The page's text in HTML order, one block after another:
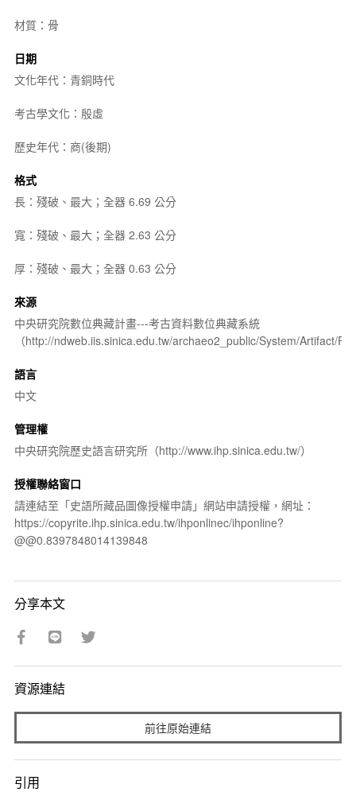
材質：骨
日期
文化年代：青銅時代
考古學文化：殷虛
歷史年代：商(後期)
格式
長：殘破、最大；全器 6.69 公分
寬：殘破、最大；全器 2.63 公分
厚：殘破、最大；全器 0.63 公分
來源
中央研究院數位典藏計畫---考古資料數位典藏系統
（http://ndweb.iis.sinica.edu.tw/archaeo2_public/System/Artifact/
語言
中文
管理權
中央研究院歷史語言研究所（http://www.ihp.sinica.edu.tw/）
授權聯絡窗口
請連結至「史語所藏品圖像授權申請」網站申請授權，網址：
https://copyrite.ihp.sinica.edu.tw/ihponlinec/ihponline?
@@0.8397848014139848
分享本文
資源連結
前往原始連結
引用